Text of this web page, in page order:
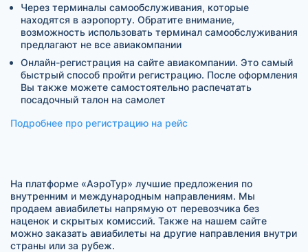
Через терминалы самообслуживания, которые
находятся в аэропорту. Обратите внимание,
возможность использовать терминал самообслуживания
предлагают не все авиакомпании
Онлайн-регистрация на сайте авиакомпании. Это самый
быстрый способ пройти регистрацию. После оформления
Вы также можете самостоятельно распечатать
посадочный талон на самолет
Подробнее про регистрацию на рейс
На платформе «АэроТур» лучшие предложения по
внутренним и международным направлениям. Мы
продаем авиабилеты напрямую от перевозчика без
наценок и скрытых комиссий. Также на нашем сайте
можно заказать авиабилеты на другие направления внутри
страны или за рубеж.